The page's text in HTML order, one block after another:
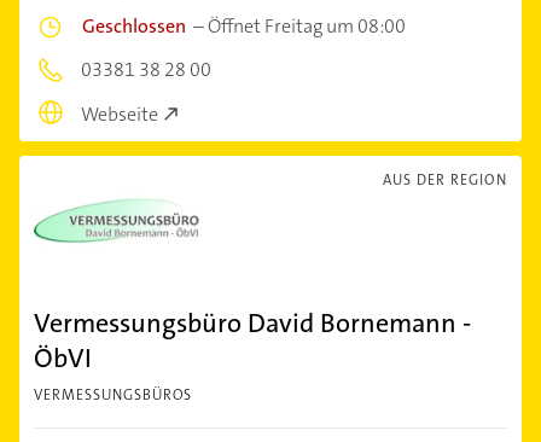
Geschlossen –Öffnet Freitag um 08:00
03381 38 28 00
Webseite
AUS DER REGION
Vermessungsbüro David Bornemann -
ÖbVI
VERMESSUNGSBÜROS